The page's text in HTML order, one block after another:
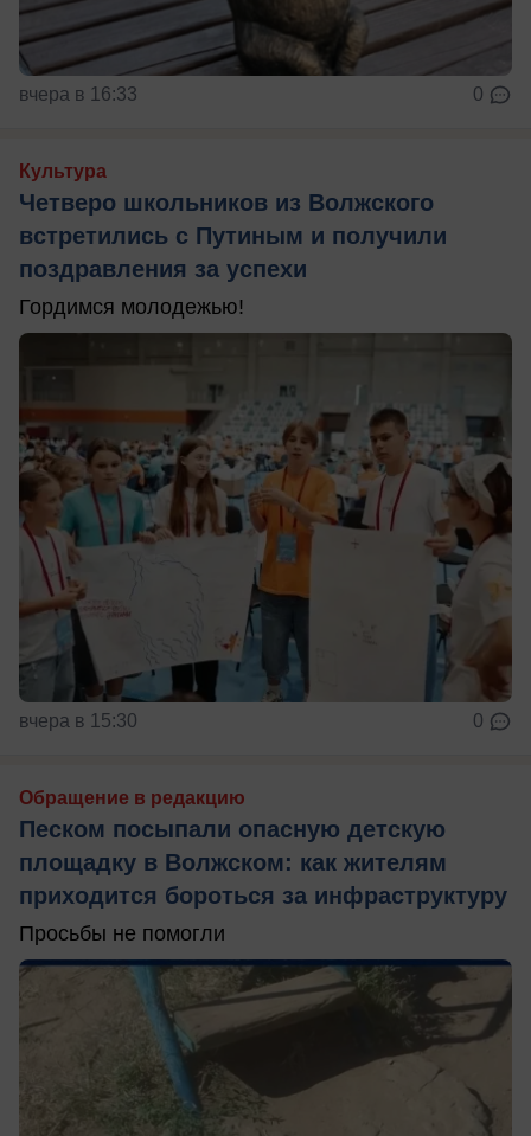
вчера в 16:33 0
Культура
Четверо школьников из Волжского
встретились с Путиным и получили
поздравления за успехи
Гордимся молодежью!
вчера в 15:30 0
Обращение в редакцию
Песком посыпали опасную детскую
площадку в Волжском: как жителям
приходится бороться за инфраструктуру
Просьбы не помогли